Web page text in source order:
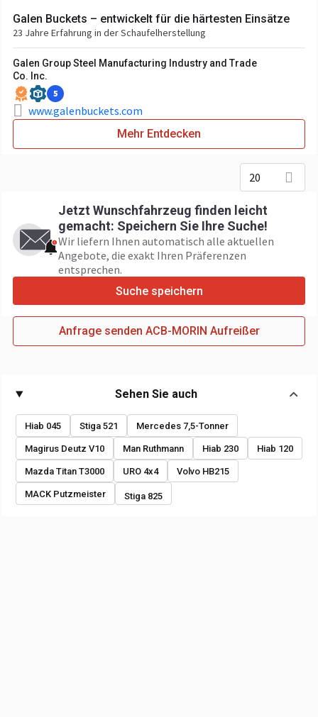
Galen Buckets – entwickelt für die härtesten Einsätze
23 Jahre Erfahrung in der Schaufelherstellung
Galen Group Steel Manufacturing Industry and Trade
Co. Inc.
5
www.galenbuckets.com
Mehr Entdecken
20
Jetzt Wunschfahrzeug finden leicht
gemacht: Speichern Sie Ihre Suche!
Wir liefern Ihnen automatisch alle aktuellen
Angebote, die exakt Ihren Präferenzen
entsprechen.
Suche speichern
Anfrage senden ACB-MORIN Aufreißer
Sehen Sie auch
Hiab 045 Stiga 521 Mercedes 7,5-Tonner
Magirus Deutz V10 Man Ruthmann Hiab 230 Hiab 120
Mazda Titan T3000 URO 4x4 Volvo HB215
MACK Putzmeister Stiga 825